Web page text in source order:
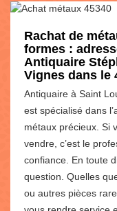
Rachat de
formes :
Antiquaire
Vignes dans le
Antiquaire à Saint
est spécialisé dans
métaux précieux. Si
vendre, c’est le
confiance. En toute
question. Quelles
ou autres pièces